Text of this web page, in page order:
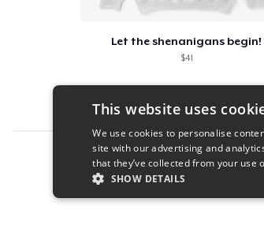
Let the shenanigans begin!
$41
Report this product
This website uses
We use cookies to personalise
site with our advertising and
that they’ve collected from your use
SHOW DETAILS